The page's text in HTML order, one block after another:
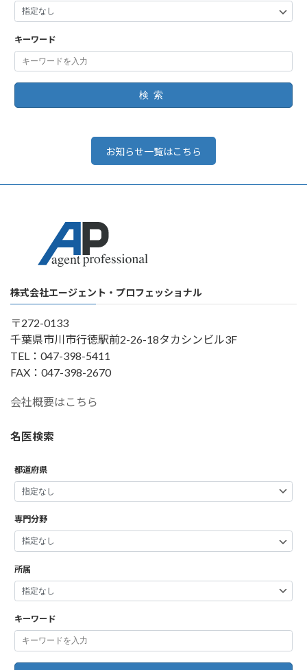
キーワード
検索
お知らせ一覧はこちら
株式会社エージェント・プロフェッショナル
〒272-0133
千葉県市川市行徳駅前2-26-18タカシンビル3F
TEL：047-398-5411
FAX：047-398-2670
会社概要はこちら
名医検索
都道府県
専門分野
所属
キーワード